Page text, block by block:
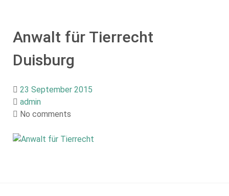
Anwalt für Tierrecht
Duisburg
23 September 2015
admin
No comments